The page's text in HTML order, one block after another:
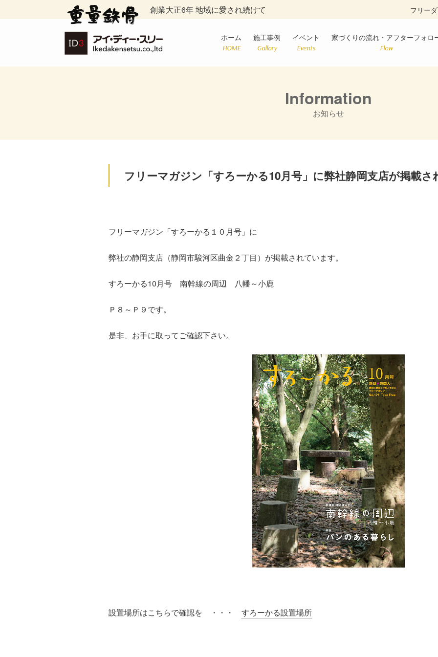
創業大正6年 地域に愛され続けて フリー
ホーム
HOME
施工事例
Gallary
イベント
Events
家づくりの流れ・アフターフォロ
Flow
Information
お知らせ
フリーマガジン「すろーかる10月号」に弊社静岡支店が掲載
フリーマガジン「すろーかる１０月号」に
弊社の静岡支店（静岡市駿河区曲金２丁目）が掲載されています。
すろーかる10月号 南幹線の周辺 八幡～小鹿
Ｐ８～Ｐ９です。
是非、お手に取ってご確認下さい。
設置場所はこちらで確認を ・・・ すろーかる設置場所